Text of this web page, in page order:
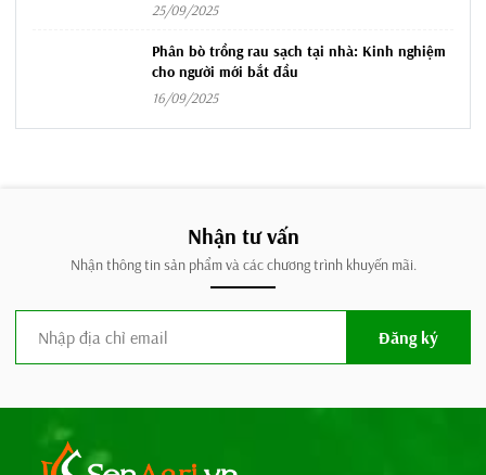
25/09/2025
Phân bò trồng rau sạch tại nhà: Kinh nghiệm
cho người mới bắt đầu
16/09/2025
Nhận tư vấn
Nhận thông tin sản phẩm và các chương trình khuyến mãi.
Đăng ký